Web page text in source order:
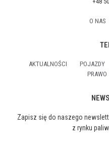
O NAS
AKTUALNOŚCI POJAZDY
PRAWO
Zapisz się do naszego
z rynku